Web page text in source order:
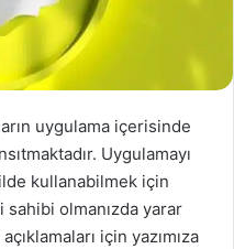
uygulama içerisinde
Uygulamayı
kullanabilmek için
olmanızda yarar
için yazımıza